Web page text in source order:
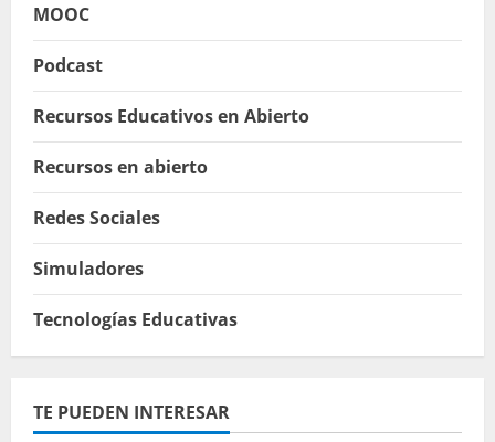
MOOC
Podcast
Recursos Educativos en Abierto
Recursos en abierto
Redes Sociales
Simuladores
Tecnologías Educativas
TE PUEDEN INTERESAR